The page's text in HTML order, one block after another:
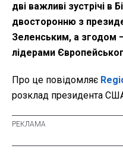
дві важливі зустрічі в
двосторонню з
Зеленським, а згодом
лідерами
Про це повідомляє
розклад президента